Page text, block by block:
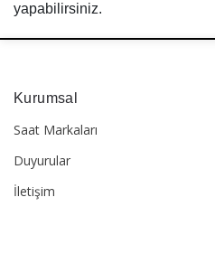
yapabilirsiniz.
Kurumsal
Saat Markaları
Duyurular
İletişim